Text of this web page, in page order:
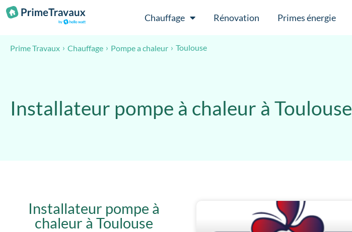
Passer au contenu Chauffage Rénovation Primes énergie
Prime Travaux Chauffage Pompe a chaleur Toulouse
Installateur pompe à chaleur à Toulouse
Installateur pompe à
chaleur à Toulouse